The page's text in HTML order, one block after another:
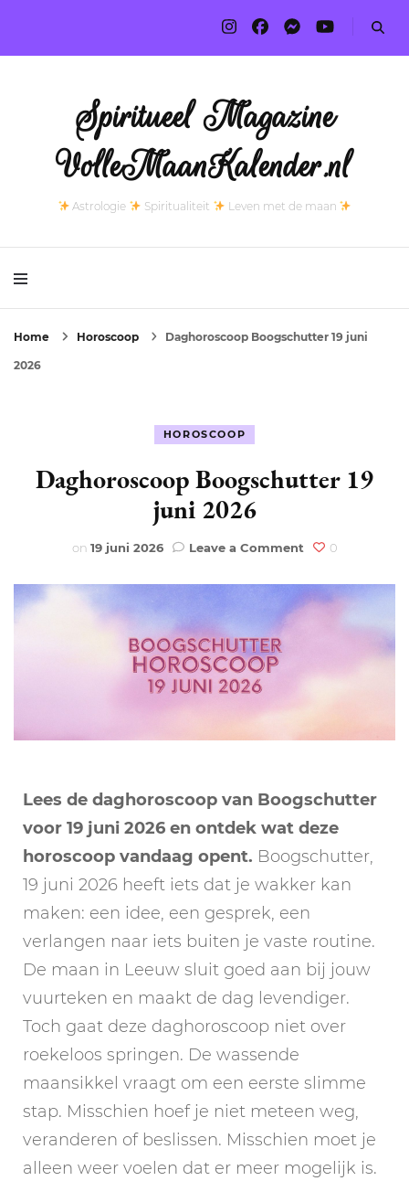
Spiritueel Magazine
VolleMaanKalender.nl
Astrologie Spiritualiteit Leven met de maan
Home Horoscoop Daghoroscoop Boogschutter 19 juni
2026
HOROSCOOP
Daghoroscoop Boogschutter 19
juni 2026
on 19 juni 2026 Leave a Commenton
Boogschutter
19
0
Lees de daghoroscoop van Boogschutter
voor 19 juni 2026 en ontdek wat deze
horoscoop vandaag opent. Boogschutter,
19 juni 2026 heeft iets dat je wakker kan
maken: een idee, een gesprek, een
verlangen naar iets buiten je vaste routine.
De maan in Leeuw sluit goed aan bij jouw
vuurteken en maakt de dag levendiger.
Toch gaat deze daghoroscoop niet over
roekeloos springen. De wassende
maansikkel vraagt om een eerste slimme
stap. Misschien hoef je niet meteen weg,
veranderen of beslissen. Misschien moet je
alleen weer voelen dat er meer mogelijk is.